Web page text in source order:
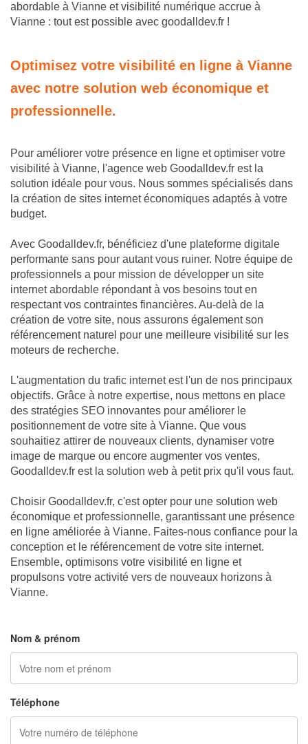
abordable à Vianne et visibilité numérique accrue à
Vianne : tout est possible avec goodalldev.fr !
Optimisez votre visibilité en ligne à Vianne
avec notre solution web économique et
professionnelle.
Pour améliorer votre présence en ligne et optimiser votre
visibilité à Vianne, l'agence web Goodalldev.fr est la
solution idéale pour vous. Nous sommes spécialisés dans
la création de sites internet économiques adaptés à votre
budget.
Avec Goodalldev.fr, bénéficiez d'une plateforme digitale
performante sans pour autant vous ruiner. Notre équipe de
professionnels a pour mission de développer un site
internet abordable répondant à vos besoins tout en
respectant vos contraintes financières. Au-delà de la
création de votre site, nous assurons également son
référencement naturel pour une meilleure visibilité sur les
moteurs de recherche.
L'augmentation du trafic internet est l'un de nos principaux
objectifs. Grâce à notre expertise, nous mettons en place
des stratégies SEO innovantes pour améliorer le
positionnement de votre site à Vianne. Que vous
souhaitiez attirer de nouveaux clients, dynamiser votre
image de marque ou encore augmenter vos ventes,
Goodalldev.fr est la solution web à petit prix qu'il vous faut.
Choisir Goodalldev.fr, c'est opter pour une solution web
économique et professionnelle, garantissant une présence
en ligne améliorée à Vianne. Faites-nous confiance pour la
conception et le référencement de votre site internet.
Ensemble, optimisons votre visibilité en ligne et
propulsons votre activité vers de nouveaux horizons à
Vianne.
Nom & prénom
Téléphone